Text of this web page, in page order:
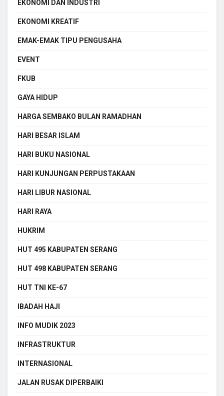
EKONOMI DAN INDUSTRI
EKONOMI KREATIF
EMAK-EMAK TIPU PENGUSAHA
EVENT
FKUB
GAYA HIDUP
HARGA SEMBAKO BULAN RAMADHAN
HARI BESAR ISLAM
HARI BUKU NASIONAL
HARI KUNJUNGAN PERPUSTAKAAN
HARI LIBUR NASIONAL
HARI RAYA
HUKRIM
HUT 495 KABUPATEN SERANG
HUT 498 KABUPATEN SERANG
HUT TNI KE-67
IBADAH HAJI
INFO MUDIK 2023
INFRASTRUKTUR
INTERNASIONAL
JALAN RUSAK DIPERBAIKI